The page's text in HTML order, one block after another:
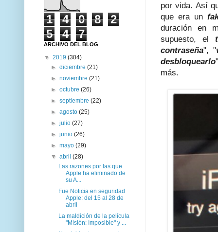
por vida. Así
que era un
duración en
supuesto, el
contraseña", "
desbloquearlo
más.
1 4 0 8
2
5
4 7
ARCHIVO DEL BLOG
▼ 2019 (304)
►diciembre(21)
►noviembre(21)
►octubre(26)
►septiembre(22)
►agosto(25)
►julio(27)
►junio(26)
►mayo(29)
▼abril(28)
Las razones por las que
Apple ha eliminado de
su A...
Fue Noticia en seguridad
Apple: del 15 al 28 de
abril
La maldición de la película
"Misión: Imposible" y ...